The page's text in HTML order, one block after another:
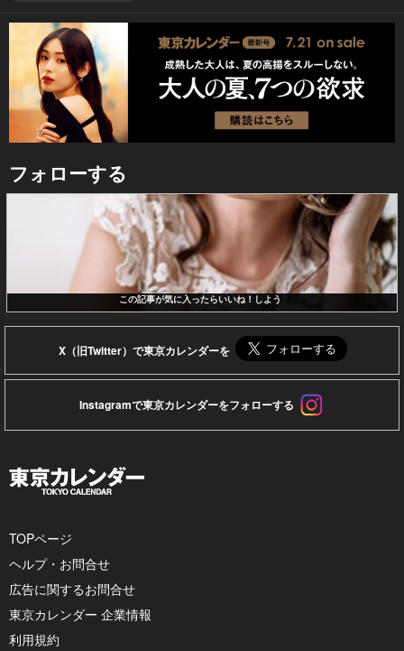
フォローする
この記事が気に入ったらいいね！しよう
X（旧Twitter）で東京カレンダーを
Instagramで東京カレンダーをフォローする
TOPページ
ヘルプ・お問合せ
広告に関するお問合せ
東京カレンダー 企業情報
利用規約